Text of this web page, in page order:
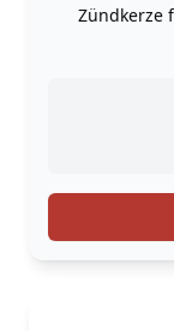
Zündkerze